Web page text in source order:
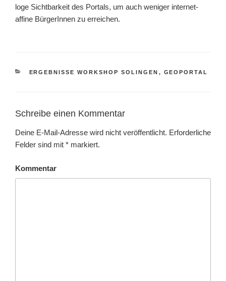
lo­ge Sichtbarkeit des Portals, um auch weni­ger internet-
affine BürgerInnen zu errei­chen.
KATEGORIEN
ERGEBNISSE WORKSHOP SOLINGEN , GEOPORTAL
Schreibe einen Kommentar
Deine E-Mail-Adresse wird nicht veröffentlicht. Erforderliche
Felder sind mit * markiert.
Kommentar